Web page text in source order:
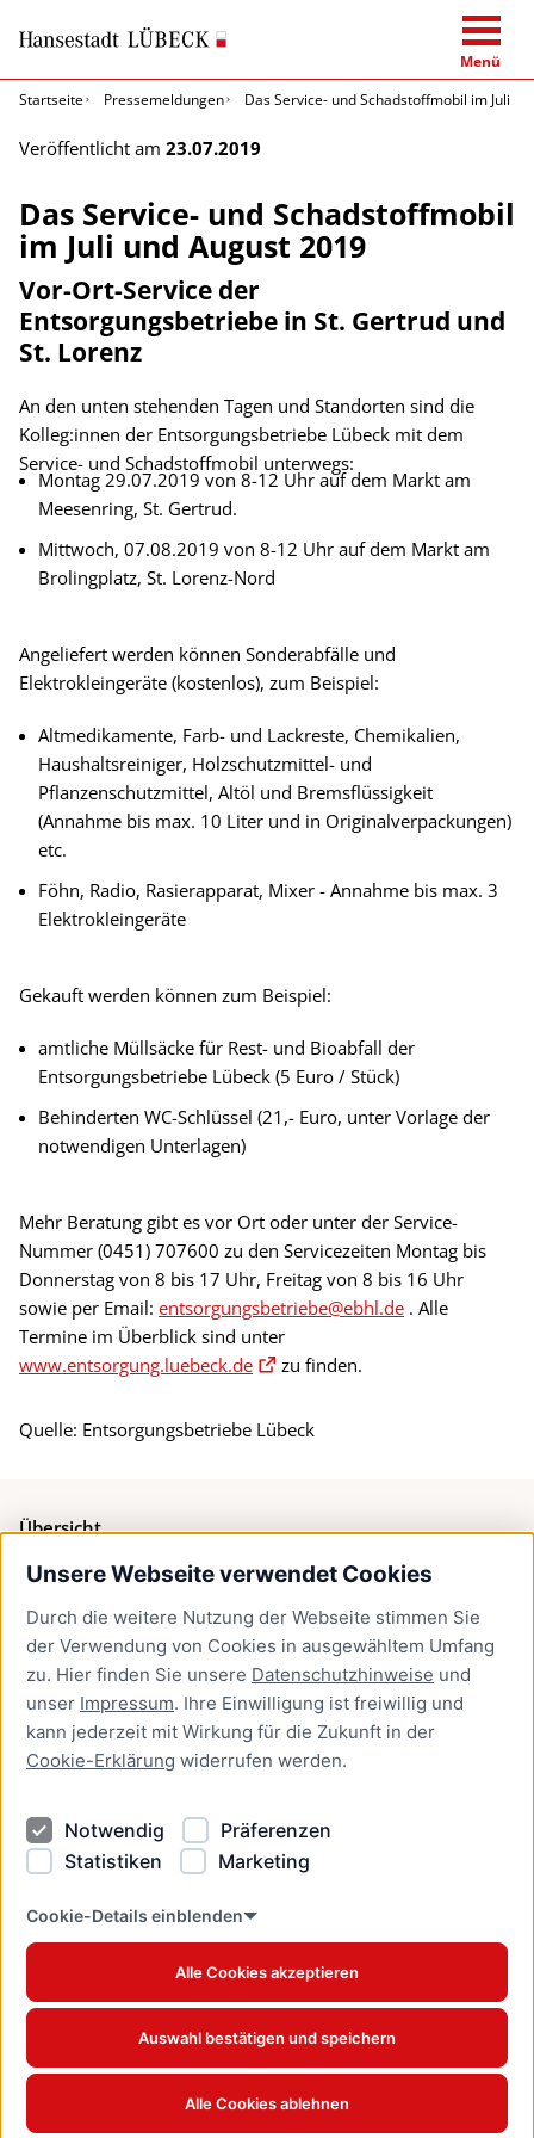
Unsere Webseite verwendet Cookies
Durch die weitere Nutzung der Webseite stimmen Sie
der Verwendung von Cookies in ausgewähltem Umfang
zu. Hier finden Sie unsere Datenschutzhinweise und
unser Impressum. Ihre Einwilligung ist freiwillig und
kann jederzeit mit Wirkung für die Zukunft in der
Cookie-Erklärung widerrufen werden.
Notwendig
Präferenzen
Statistiken
Marketing
Cookie-Details einblenden
Alle Cookies akzeptieren
Auswahl bestätigen und speichern
Alle Cookies ablehnen
Menü
Startseite
Pressemeldungen Das Service- und Schadstoffmobil im Juli
Veröffentlicht am 23.07.2019
Das Service- und Schadstoffmobil
im Juli und August 2019
Vor-Ort-Service der
Entsorgungsbetriebe in St. Gertrud und
St. Lorenz
An den unten stehenden Tagen und Standorten sind die
Kolleg:innen der Entsorgungsbetriebe Lübeck mit dem
Service- und Schadstoffmobil unterwegs:
Montag 29.07.2019 von 8-12 Uhr auf dem Markt am
Meesenring, St. Gertrud.
Mittwoch, 07.08.2019 von 8-12 Uhr auf dem Markt am
Brolingplatz, St. Lorenz-Nord
Angeliefert werden können Sonderabfälle und
Elektrokleingeräte (kostenlos), zum Beispiel:
Altmedikamente, Farb- und Lackreste, Chemikalien,
Haushaltsreiniger, Holzschutzmittel- und
Pflanzenschutzmittel, Altöl und Bremsflüssigkeit
(Annahme bis max. 10 Liter und in Originalverpackungen)
etc.
Föhn, Radio, Rasierapparat, Mixer - Annahme bis max. 3
Elektrokleingeräte
Gekauft werden können zum Beispiel:
amtliche Müllsäcke für Rest- und Bioabfall der
Entsorgungsbetriebe Lübeck (5 Euro / Stück)
Behinderten WC-Schlüssel (21,- Euro, unter Vorlage der
notwendigen Unterlagen)
Mehr Beratung gibt es vor Ort oder unter der Service-
Nummer (0451) 707600 zu den Servicezeiten Montag bis
Donnerstag von 8 bis 17 Uhr, Freitag von 8 bis 16 Uhr
sowie per Email: entsorgungsbetriebe@ebhl.de . Alle
Termine im Überblick sind unter
www.entsorgung.luebeck.de
zu finden.
Quelle: Entsorgungsbetriebe Lübeck
Übersicht
Bürgerservice
Presse
Newsletter Lübeck:kompakt
Kontakt
Kontakt
Datenschutzhinweise
Barrierefreiheit
Cookie Erklärung
www.luebeck.de